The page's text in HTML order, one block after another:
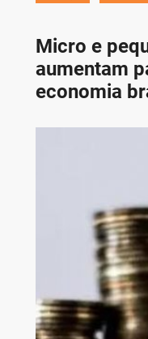
Micro e
aumentam
economia